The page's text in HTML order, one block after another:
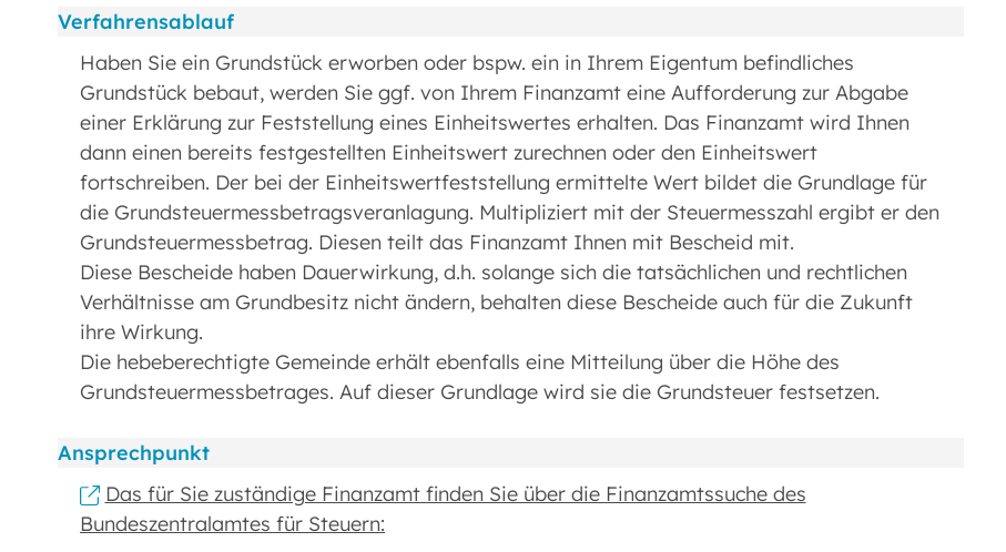
Verfahrensablauf
Haben Sie ein Grundstück erworben oder bspw. ein in Ihrem Eigentum befindliches
Grundstück bebaut, werden Sie ggf. von Ihrem Finanzamt eine Aufforderung zur Abgabe
einer Erklärung zur Feststellung eines Einheitswertes erhalten. Das Finanzamt wird Ihnen
dann einen bereits festgestellten Einheitswert zurechnen oder den Einheitswert
fortschreiben. Der bei der Einheitswertfeststellung ermittelte Wert bildet die Grundlage für
die Grundsteuermessbetragsveranlagung. Multipliziert mit der Steuermesszahl ergibt er den
Grundsteuermessbetrag. Diesen teilt das Finanzamt Ihnen mit Bescheid mit.
Diese Bescheide haben Dauerwirkung, d.h. solange sich die tatsächlichen und rechtlichen
Verhältnisse am Grundbesitz nicht ändern, behalten diese Bescheide auch für die Zukunft
ihre Wirkung.
Die hebeberechtigte Gemeinde erhält ebenfalls eine Mitteilung über die Höhe des
Grundsteuermessbetrages. Auf dieser Grundlage wird sie die Grundsteuer festsetzen.
Ansprechpunkt
Das für Sie zuständige Finanzamt finden Sie über die Finanzamtssuche des
Bundeszentralamtes für Steuern: